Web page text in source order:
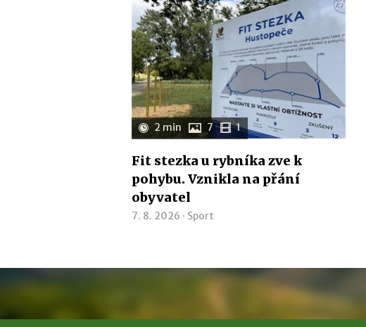
2 min 7 1
Fit stezka u rybníka zve k
pohybu. Vznikla na přání
obyvatel
7. 8. 2026 · Sport